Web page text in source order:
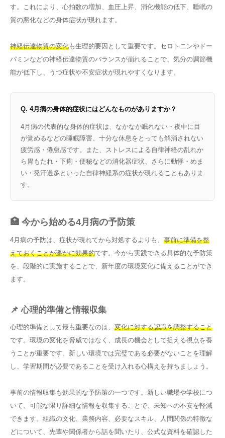
す。これにより、心拍数の増加、血圧上昇、消化機能の低下、睡眠の
質の悪化などの身体症状が現れます。
神経伝達物質の変化も生理的要因として重要です。セロトニンやドー
パミンなどの神経伝達物質のバランスが崩れることで、気分の調節機
能が低下し、うつ症状や不安症状が現れやすくなります。
Q. 4月病の身体的症状にはどんなものがありますか？
4月病の代表的な身体的症状は、なかなか眠れない・夜中に目
が覚めるなどの睡眠障害、十分な休息をとっても解消されない
疲労感・倦怠感です。また、ストレスによる自律神経の乱れか
ら胃もたれ・下痢・便秘などの消化器症状、さらに動悸・めま
い・発汗過多といった自律神経系の症状が現れることもありま
す。
🏥 今から始める4月病の予防策
4月病の予防は、症状が現れてから対処するよりも、 事前に準備を整
えておくことが遥かに効果的です。今から実践できる具体的な予防策
を、段階的に実施することで、新年度の環境変化に備えることができ
ます。
📌 心理的準備と情報収集
心理的準備として最も重要なのは、 変化に対する認識を調整すること
です。環境の変化を脅威ではなく、成長の機会として捉える視点を養
うことが重要です。新しい環境では完璧である必要がないことを理解
し、学習期間が必要であることを受け入れる心構えを持ちましょう。
事前の情報収集も効果的な予防策の一つです。新しい職場や学校につ
いて、可能な限り詳細な情報を収集することで、未知への不安を軽減
できます。組織の文化、業務内容、必要なスキル、人間関係の特徴な
どについて、先輩や関係者から話を聞いたり、公式な資料を確認した